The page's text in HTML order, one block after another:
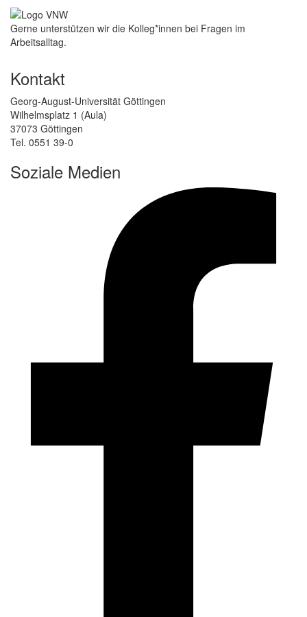
Gerne unterstützen wir die Kolleg*innen bei Fragen im
Arbeitsalltag.
Kontakt
Georg-August-Universität Göttingen
Wilhelmsplatz 1 (Aula)
37073 Göttingen
Tel. 0551 39-0
Soziale Medien